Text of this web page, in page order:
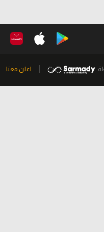
اعلن معنا